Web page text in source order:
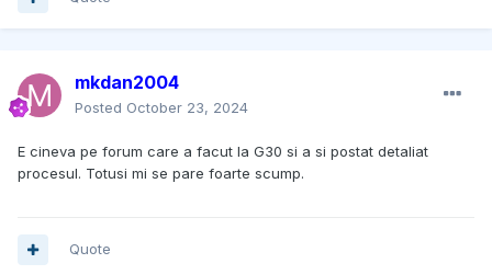
mkdan2004
Posted October 23, 2024
E cineva pe forum care a facut la G30 si a si postat detaliat
procesul. Totusi mi se pare foarte scump.
Quote